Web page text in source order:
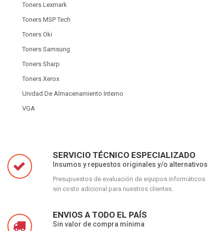
Toners Lexmark
Toners MSP Tech
Toners Oki
Toners Samsung
Toners Sharp
Toners Xerox
Unidad De Almacenamiento Interno
VGA
SERVICIO TÉCNICO ESPECIALIZADO
Insumos y repuestos originales y/o alternativos
Presupuestos de evaluación de equipos informáticos
sin costo adicional para nuestros clientes.
ENVIOS A TODO EL PAÍS
Sin valor de compra mínima